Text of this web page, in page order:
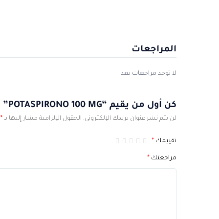
المراجعات
لا توجد مراجعات بعد.
كن أول من يقيم “POTASPIRONO 100 MG”
لن يتم نشر عنوان بريدك الإلكتروني. الحقول الإلزامية مشار إليها بـ *
تقييمك *
مراجعتك *